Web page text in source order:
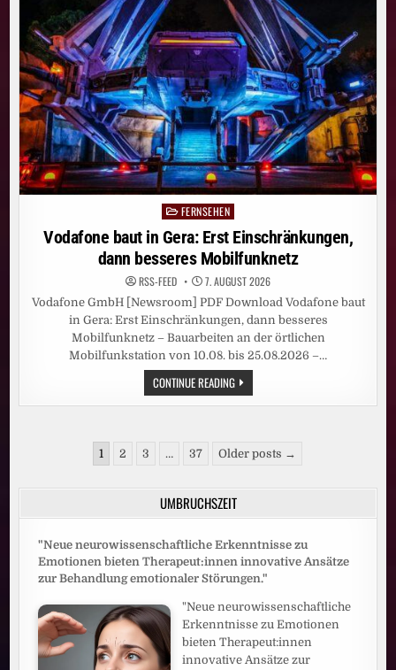
OKTOBER
DEN
CAST
DER
SKY
ORIGINAL
SERIE
„WAR“
AN
Posted
in
FERNSEHEN
Vodafone baut in Gera: Erst Einschränkungen,
dann besseres Mobilfunknetz
RSS-FEED 7. AUGUST 2026
Vodafone GmbH [Newsroom] PDF Download Vodafone baut
in Gera: Erst Einschränkungen, dann besseres
Mobilfunknetz – Bauarbeiten an der örtlichen
Mobilfunkstation von 10.08. bis 25.08.2026 –…
CONTINUE READINGVODAFONE
BAUT
IN
DANN
BESSERES
Seitennummerierung
1 2 3 … 37 Older posts →
UMBRUCHSZEIT
"Neue neurowissenschaftliche Erkenntnisse zu
Emotionen bieten Therapeut:innen innovative Ansätze
zur Behandlung emotionaler Störungen."
"Neue neurowissenschaftliche
Erkenntnisse zu Emotionen
bieten Therapeut:innen
innovative Ansätze zur